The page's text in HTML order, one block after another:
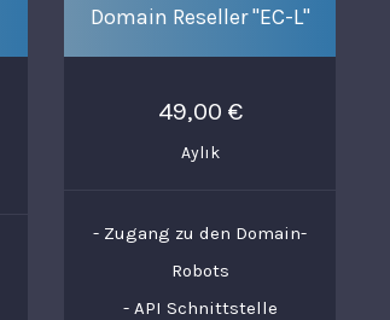
Domain Reseller "EC-L"
49,00 €
Aylık
- Zugang zu den Domain-
Robots
- API Schnittstelle